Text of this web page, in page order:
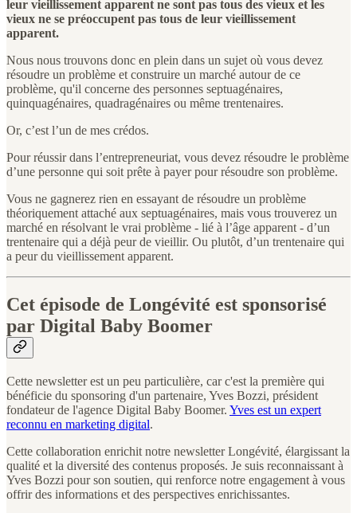
leur vieillissement apparent ne sont pas tous des vieux et les
vieux ne se préoccupent pas tous de leur vieillissement
apparent.
Nous nous trouvons donc en plein dans un sujet où vous devez
résoudre un problème et construire un marché autour de ce
problème, qu'il concerne des personnes septuagénaires,
quinquagénaires, quadragénaires ou même trentenaires.
Or, c’est l’un de mes crédos.
Pour réussir dans l’entrepreneuriat, vous devez résoudre le problème
d’une personne qui soit prête à payer pour résoudre son problème.
Vous ne gagnerez rien en essayant de résoudre un problème
théoriquement attaché aux septuagénaires, mais vous trouverez un
marché en résolvant le vrai problème - lié à l’âge apparent - d’un
trentenaire qui a déjà peur de vieillir. Ou plutôt, d’un trentenaire qui
a peur du vieillissement apparent.
Cet épisode de Longévité est sponsorisé
par Digital Baby Boomer
Cette newsletter est un peu particulière, car c'est la première qui
bénéficie du sponsoring d'un partenaire, Yves Bozzi, président
fondateur de l'agence Digital Baby Boomer. Yves est un expert
reconnu en marketing digital.
Cette collaboration enrichit notre newsletter Longévité, élargissant la
qualité et la diversité des contenus proposés. Je suis reconnaissant à
Yves Bozzi pour son soutien, qui renforce notre engagement à vous
offrir des informations et des perspectives enrichissantes.